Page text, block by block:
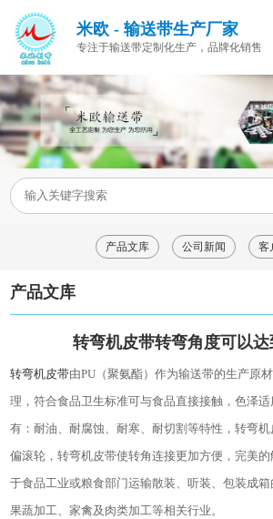
米欧 - 输送带生产厂家
专注于输送带定制化生产，品牌化销售
产品文库 公司新闻 客
产品文库
转弯机皮带转弯角度可以
转弯机皮带由PU （聚氨酯）作为输送带的生产原
理，符合食品卫生标准可与食品直接接触，色泽
有：耐油、耐腐蚀、耐寒、耐切割等特性，转弯
偏滚轮，转弯机皮带使转角连接更加方便，完美
于食品工业或粮食部门运输散装、听装、包装成箱
果蔬加工、家禽及肉类加工等相关行业。